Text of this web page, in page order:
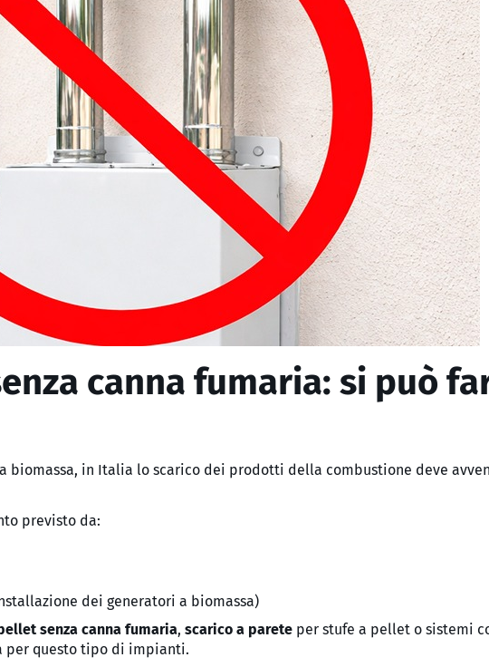
canna fumaria: si può
biomassa, in Italia lo scarico dei prodotti della combustione deve
previsto da:
dei generatori a biomassa)
senza canna fumaria, scarico a parete per stufe a pellet o sistemi
per questo tipo di impianti.